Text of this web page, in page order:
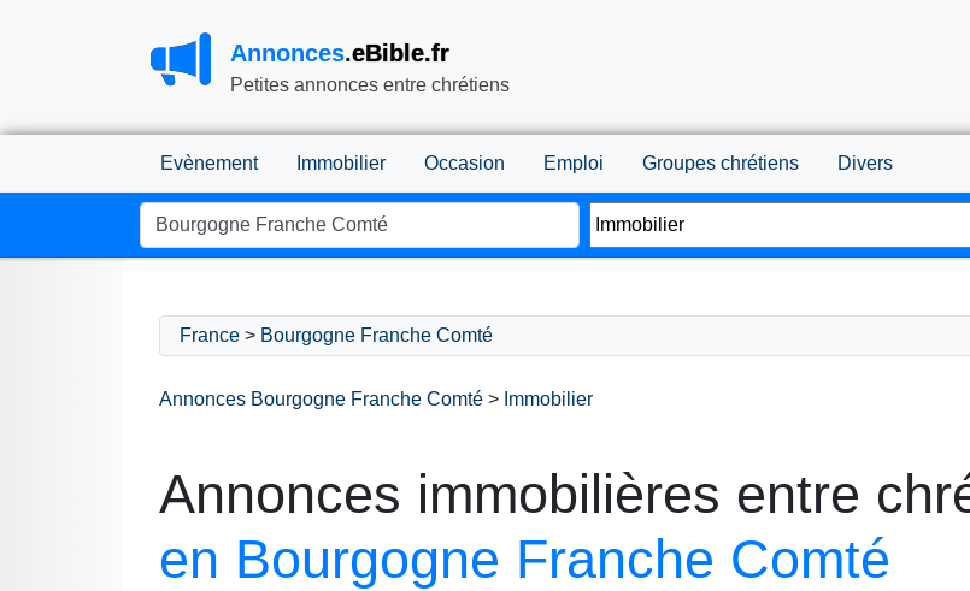
Annonces.eBible.fr
Petites annonces entre chrétiens
Evènement Immobilier Occasion Emploi Groupes chrétiens Divers
France > Bourgogne Franche Comté
Annonces Bourgogne Franche Comté > Immobilier
Annonces immobilières entre
en Bourgogne Franche Comté